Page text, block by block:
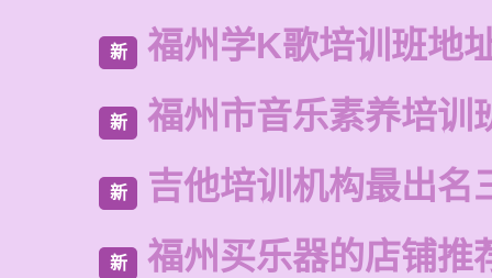
新 福州学K歌培训班地
新 福州市音乐素养培训
新 吉他培训机构最出名
新 福州买乐器的店铺推